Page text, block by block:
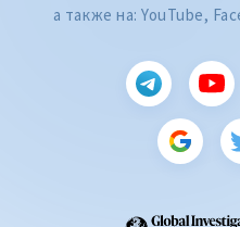
а также на: YouTube,
CITEȘTE